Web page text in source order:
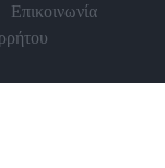
Επικοινωνία